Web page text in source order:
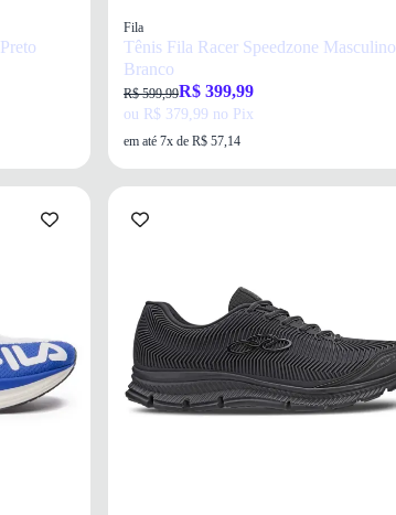
Fila
Tênis Fila Racer Speedzone Masculino
Branco
R$ 599,99R$ 399,99
ou R$ 379,99 no Pix
em até 7x de R$ 57,14